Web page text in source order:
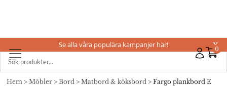
0
Se alla våra populära kampanjer här! X
Hem > Möbler > Bord > Matbord & köksbord > Fargo plankbord E